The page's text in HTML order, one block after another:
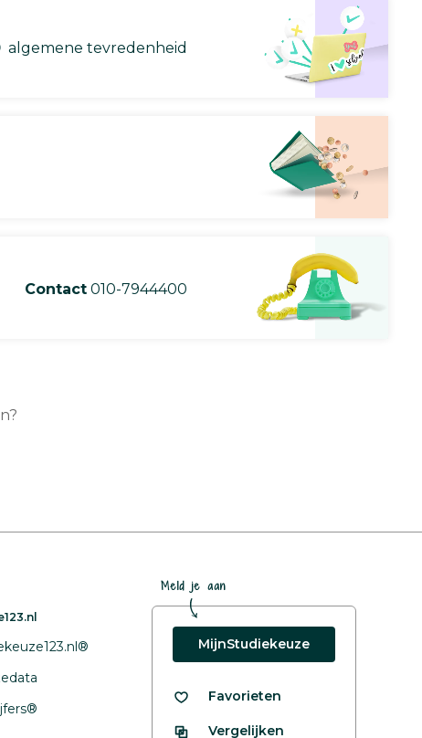
algemene tevredenheid
Contact 010-7944400
Meld je aan
MijnStudiekeuze
Favorieten
Vergelijken